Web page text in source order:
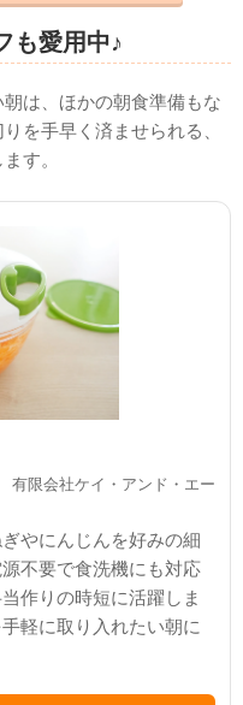
も愛用中♪
は、ほかの朝食準備もな
を手早く済ませられる、
す。
有限会社ケイ・アンド・エー
やにんじんを好みの細
不要で食洗機にも対応
作りの時短に活躍しま
軽に取り入れたい朝に